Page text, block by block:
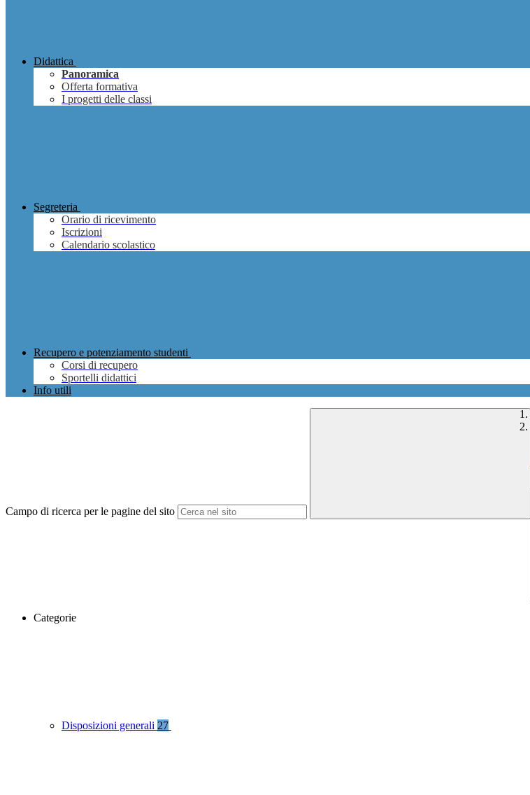
Didattica
Panoramica
Offerta formativa
I progetti delle classi
Segreteria
Orario di ricevimento
Iscrizioni
Calendario scolastico
Recupero e potenziamento studenti
Corsi di recupero
Sportelli didattici
Info utili
Campo di ricerca per le pagine del sito
Categorie
Disposizioni generali 27